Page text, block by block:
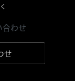
わせ
せ